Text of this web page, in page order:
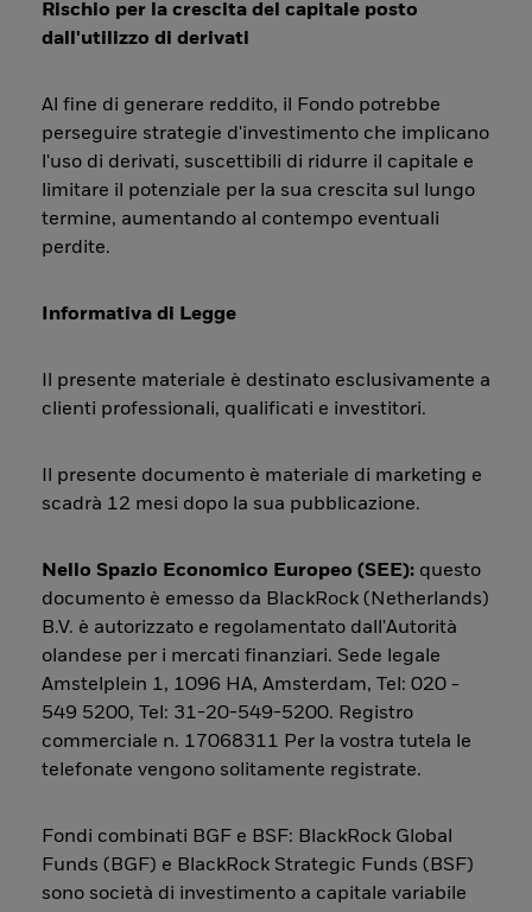
Rischio per la crescita del capitale posto
dall'utilizzo di derivati
Al fine di generare reddito, il Fondo potrebbe
perseguire strategie d'investimento che implicano
l'uso di derivati, suscettibili di ridurre il capitale e
limitare il potenziale per la sua crescita sul lungo
termine, aumentando al contempo eventuali
perdite.
Informativa di Legge
Il presente materiale è destinato esclusivamente a
clienti professionali, qualificati e investitori.
Il presente documento è materiale di marketing e
scadrà 12 mesi dopo la sua pubblicazione.
Nello Spazio Economico Europeo (SEE): questo
documento è emesso da BlackRock (Netherlands)
B.V. è autorizzato e regolamentato dall'Autorità
olandese per i mercati finanziari. Sede legale
Amstelplein 1, 1096 HA, Amsterdam, Tel: 020 -
549 5200, Tel: 31-20-549-5200. Registro
commerciale n. 17068311 Per la vostra tutela le
telefonate vengono solitamente registrate.
Fondi combinati BGF e BSF: BlackRock Global
Funds (BGF) e BlackRock Strategic Funds (BSF)
sono società di investimento a capitale variabile